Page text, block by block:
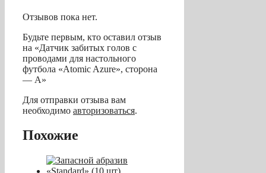
Отзывов пока нет.
Будьте первым, кто оставил отзыв
на «Датчик забитых голов с
проводами для настольного
футбола «Atomic Azure», сторона
— A»
Для отправки отзыва вам
необходимо авторизоваться.
Похожие